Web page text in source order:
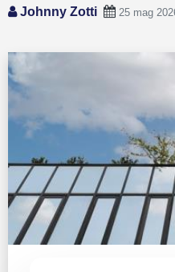
Guru Monitor
Altro
Johnny Zotti 25 mag